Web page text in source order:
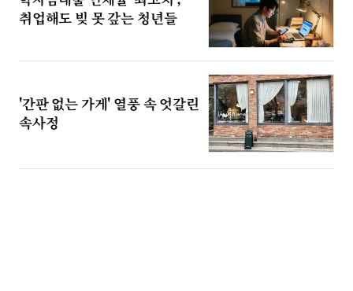
취업해도 빚 못 갚는 청년들
'간판 없는 가게' 열풍 속 엇갈린
속사정